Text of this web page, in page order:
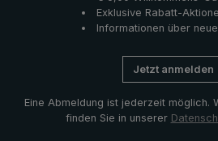
Exklusive Rabatt-
Informationen über
Jetzt anmelden
Eine Abmeldung ist jederzeit möglich.
finden Sie in unserer